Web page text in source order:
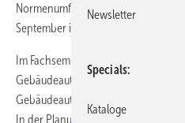
Normenumfeldes. Termine sind am
September in Berlin, jeweils von 15
Im Fachseminar „Integration und
Gebäudeautomation effizient
Gebäudeautomation (GA) und des
In der Planungs-/
Newsletter
Specials
Kataloge